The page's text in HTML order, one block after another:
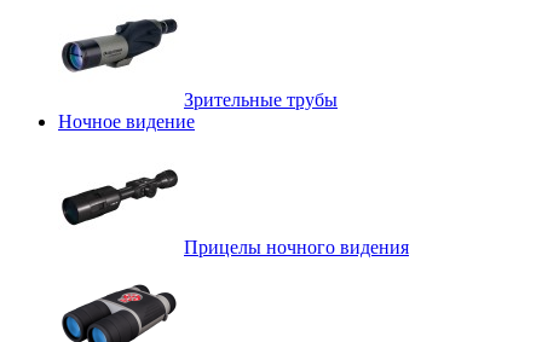
Зрительные трубы
Ночное видение
Прицелы ночного видения